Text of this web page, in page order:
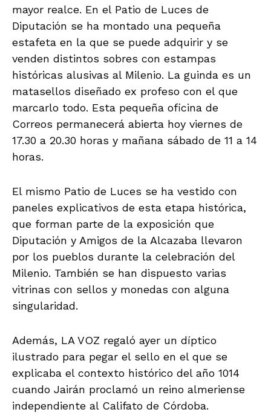
mayor realce. En el Patio de Luces de
Diputación se ha montado una pequeña
estafeta en la que se puede adquirir y se
venden distintos sobres con estampas
históricas alusivas al Milenio. La guinda es un
matasellos diseñado ex profeso con el que
marcarlo todo. Esta pequeña oficina de
Correos permanecerá abierta hoy viernes de
17.30 a 20.30 horas y mañana sábado de 11 a 14
horas.
El mismo Patio de Luces se ha vestido con
paneles explicativos de esta etapa histórica,
que forman parte de la exposición que
Diputación y Amigos de la Alcazaba llevaron
por los pueblos durante la celebración del
Milenio. También se han dispuesto varias
vitrinas con sellos y monedas con alguna
singularidad.
Además, LA VOZ regaló ayer un díptico
ilustrado para pegar el sello en el que se
explicaba el contexto histórico del año 1014
cuando Jairán proclamó un reino almeriense
independiente al Califato de Córdoba.